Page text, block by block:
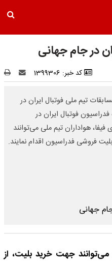
در جام جهانی
کد خبر: 1399306
تیم ملی فوتبال ایران در
فوتبال ایران در
هواداران تیم ملی می‌توانند
فروشی فدراسیون اقدام نمایند.
می‌توانند جهت خرید بلیت، از